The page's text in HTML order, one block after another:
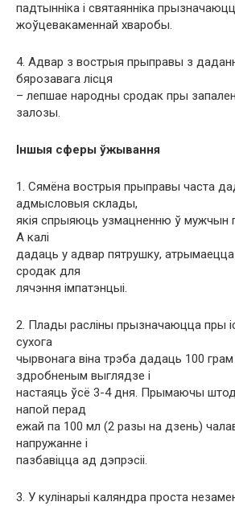
падтынніка і святаянніка
жоўцевакаменнай хваробы.
4. Адвар з вострыя прыправы з
бярозавага лісця
– лепшае народны сродак пры
залозы.
Іншыя сферы ўжывання
1. Сямёна вострыя прыправы часта
адмысловыя склады,
якія спрыяюць узмацненню ў мужчын
А калі
дадаць у адвар пятрушку,
сродак для
лячэння імпатэнцыі.
2. Плады расліны прызначаюцца пры
сухога
чырвонага віна трэба дадаць 100
здробненым выглядзе і
настаяць ўсё 3-4 дня. Прымаючы
напой перад
ежай па 100 мл (2 разы на дзень)
напружанне і
пазбавіцца ад дэпрэсіі.
3. У кулінарыі каляндра проста